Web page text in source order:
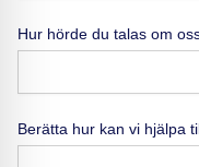
Hur hörde du talas om
Berätta hur kan vi hjälpa